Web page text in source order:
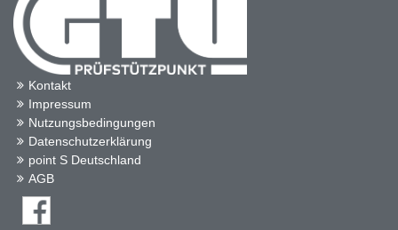
Kontakt
Impressum
Nutzungsbedingungen
Datenschutzerklärung
point S Deutschland
AGB